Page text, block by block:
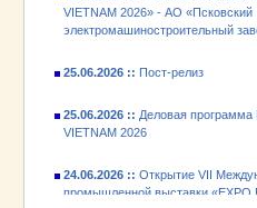
электромашиностроительный
VIETNAM 2026
промышленной выставки «EXPO
VIETNAM 2026»